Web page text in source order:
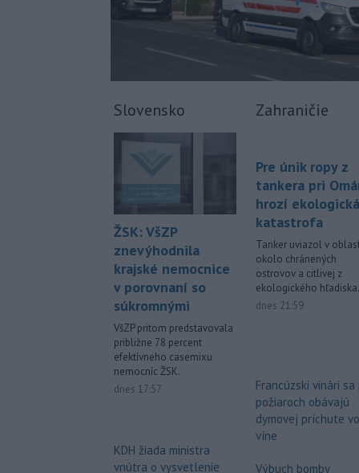
Slovensko
ŽSK: VšZP
znevýhodnila
krajské nemocnice
v porovnaní so
súkromnými
VšZP pritom predstavovala
približne 78 percent
efektívneho casemixu
nemocníc ŽSK.
dnes 17:57
KDH žiada ministra
vnútra o vysvetlenie
Zahraničie
Pre únik ropy z
tankera pri
hrozí ekologická
katastrofa
Tanker uviazol v
okolo chránených
ostrovov a citlivej z
ekologického hľadiska.
dnes 21:59
Francúzski vinári sa
požiaroch obávajú
dymovej príchute vo
víne
Výbuch bomby